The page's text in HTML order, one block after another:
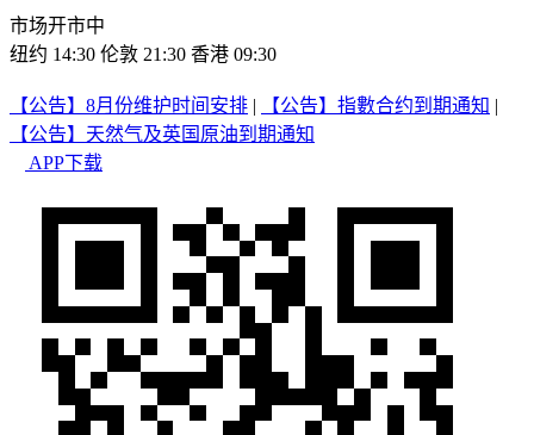
市场开市中
纽约 14:30 伦敦 21:30 香港 09:30
【公告】8月份维护时间安排 | 【公告】指數合约到期通知 |
【公告】天然气及英国原油到期通知
APP下载